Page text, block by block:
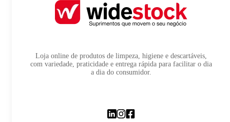
Loja online de produtos de limpeza, higiene e descartáveis,
com variedade, praticidade e entrega rápida para facilitar o dia
a dia do consumidor.